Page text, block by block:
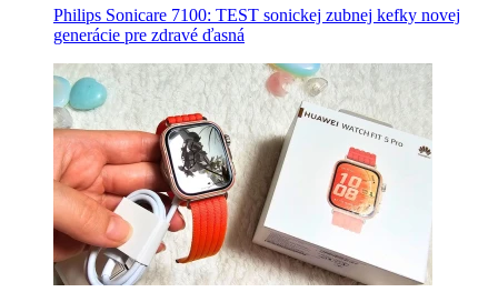
Philips Sonicare 7100: TEST sonickej zubnej kefky novej
generácie pre zdravé ďasná